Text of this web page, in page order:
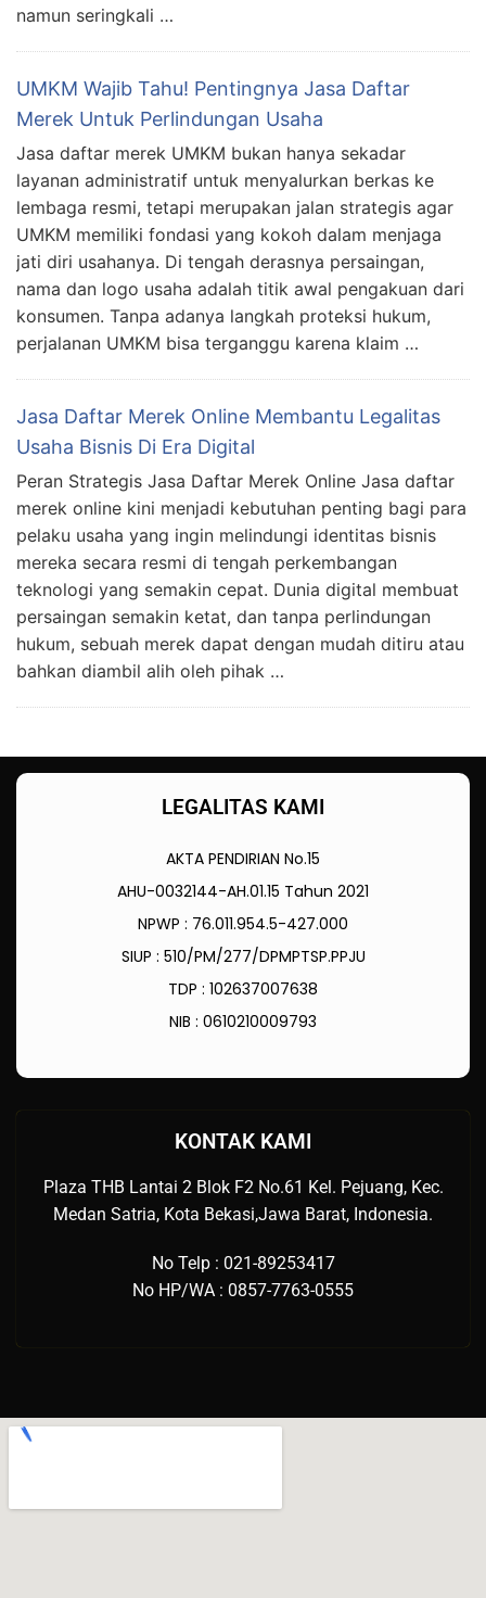
namun seringkali …
UMKM Wajib Tahu! Pentingnya Jasa Daftar
Merek Untuk Perlindungan Usaha
Jasa daftar merek UMKM bukan hanya sekadar
layanan administratif untuk menyalurkan berkas ke
lembaga resmi, tetapi merupakan jalan strategis agar
UMKM memiliki fondasi yang kokoh dalam menjaga
jati diri usahanya. Di tengah derasnya persaingan,
nama dan logo usaha adalah titik awal pengakuan dari
konsumen. Tanpa adanya langkah proteksi hukum,
perjalanan UMKM bisa terganggu karena klaim …
Jasa Daftar Merek Online Membantu Legalitas
Usaha Bisnis Di Era Digital
Peran Strategis Jasa Daftar Merek Online Jasa daftar
merek online kini menjadi kebutuhan penting bagi para
pelaku usaha yang ingin melindungi identitas bisnis
mereka secara resmi di tengah perkembangan
teknologi yang semakin cepat. Dunia digital membuat
persaingan semakin ketat, dan tanpa perlindungan
hukum, sebuah merek dapat dengan mudah ditiru atau
bahkan diambil alih oleh pihak …
LEGALITAS KAMI
AKTA PENDIRIAN No.15
AHU-0032144-AH.01.15 Tahun 2021
NPWP : 76.011.954.5-427.000
SIUP : 510/PM/277/DPMPTSP.PPJU
TDP : 102637007638
NIB : 0610210009793
KONTAK KAMI
Plaza THB Lantai 2 Blok F2 No.61 Kel. Pejuang, Kec.
Medan Satria, Kota Bekasi,Jawa Barat, Indonesia.
No Telp : 021-89253417
No HP/WA : 0857-7763-0555